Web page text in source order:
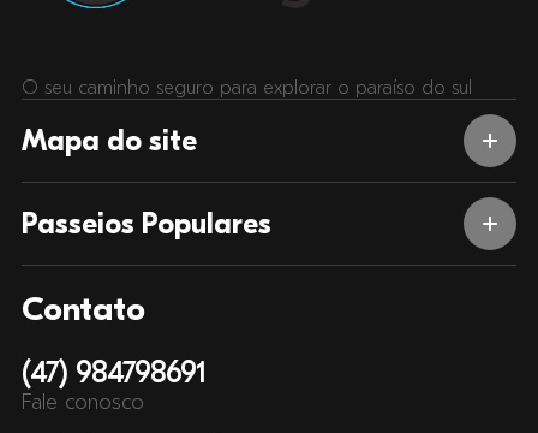
O seu caminho seguro para explorar o paraíso do sul
Mapa do site
Passeios Populares
Contato
(47) 984798691
Fale conosco